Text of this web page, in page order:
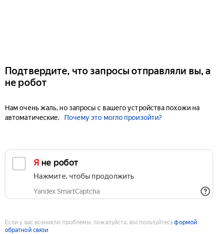
Подтвердите, что запросы отправляли вы, а
не робот
Нам очень жаль, но запросы с вашего устройства похожи на
автоматические.
Почему это могло произойти?
Я не робот
Нажмите, чтобы продолжить
Yandex SmartCaptcha
Если у вас возникли проблемы, пожалуйста, воспользуйтесьформой
обратной связи